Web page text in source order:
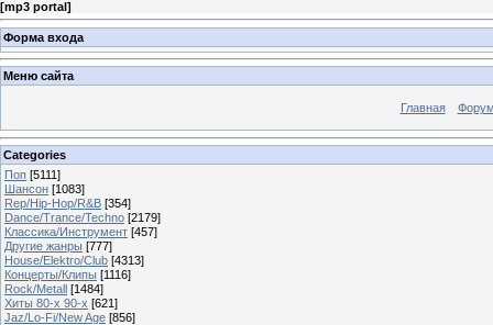
[mp3 portal]
Форма входа
Меню сайта
Главная
Categories
Поп [5111]
Шансон [1083]
Rep/Hip-Hop/R&B [354]
Dance/Trance/Techno [2179]
Классика/Инструмент [457]
Другие жанры [777]
House/Elektro/Club [4313]
Концерты/Клипы [1116]
Rock/Metall [1484]
Хиты 80-х 90-х [621]
Jaz/Lo-Fi/New Age [856]